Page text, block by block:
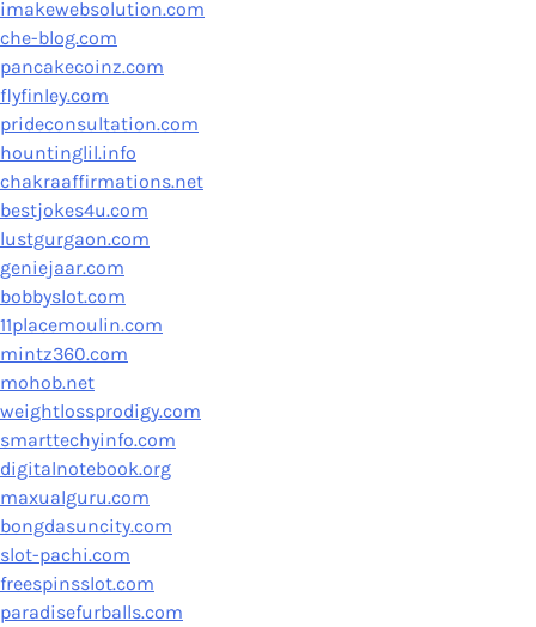
imakewebsolution.com
che-blog.com
pancakecoinz.com
flyfinley.com
prideconsultation.com
hountinglil.info
chakraaffirmations.net
bestjokes4u.com
lustgurgaon.com
geniejaar.com
bobbyslot.com
11placemoulin.com
mintz360.com
mohob.net
weightlossprodigy.com
smarttechyinfo.com
digitalnotebook.org
maxualguru.com
bongdasuncity.com
slot-pachi.com
freespinsslot.com
paradisefurballs.com